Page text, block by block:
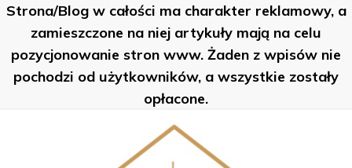
Strona/Blog w całości ma charakter reklamowy, a
zamieszczone na niej artykuły mają na celu
pozycjonowanie stron www. Żaden z wpisów nie
pochodzi od użytkowników, a wszystkie zostały
opłacone.
K-Budowa